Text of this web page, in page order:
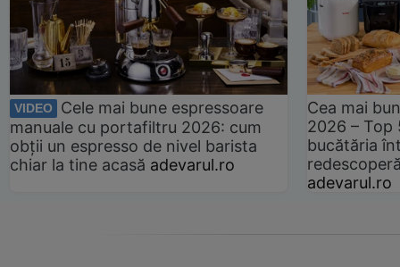
VIDEO
Cele mai bune espressoare
manuale cu portafiltru 2026: cum
obții un espresso de nivel barista
chiar la tine acasă adevarul.ro
Cea mai
2026 –
bucătăria
adevarul.ro